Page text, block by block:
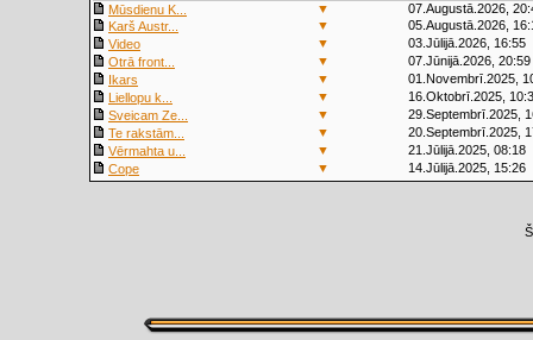
Mūsdienu K... ▼
07.Augustā.2026,
Karš Austr...
▼
05.Augustā.2026,
Video
▼
03.Jūlijā.2026, 16:55
Otrā front...
▼
07.Jūnijā.2026, 20:59
Ikars
▼
01.Novembrī.2025,
Liellopu k...
▼
16.Oktobrī.2025,
Sveicam Ze...
▼
29.Septembrī.2025,
Te rakstām...
▼
20.Septembrī.2025,
Vērmahta u...
▼
21.Jūlijā.2025, 08:18
Cope
▼ 14.Jūlijā.2025, 15:26